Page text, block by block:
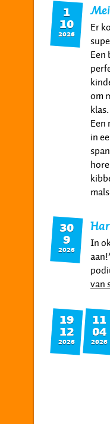
1
10
2026
Er
om
klas.
Een
in
30
9
2026
In
van
19
12
2026
11
04
2026